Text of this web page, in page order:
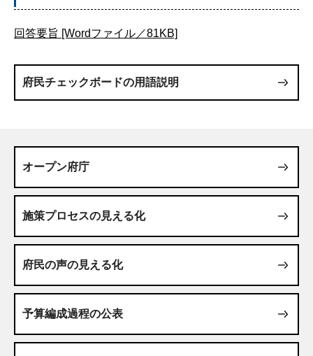
回答要旨 [Wordファイル／81KB]
府民チェックボードの用語説明
オープン府庁
施策プロセスの見える化
府民の声の見える化
予算編成過程の公表